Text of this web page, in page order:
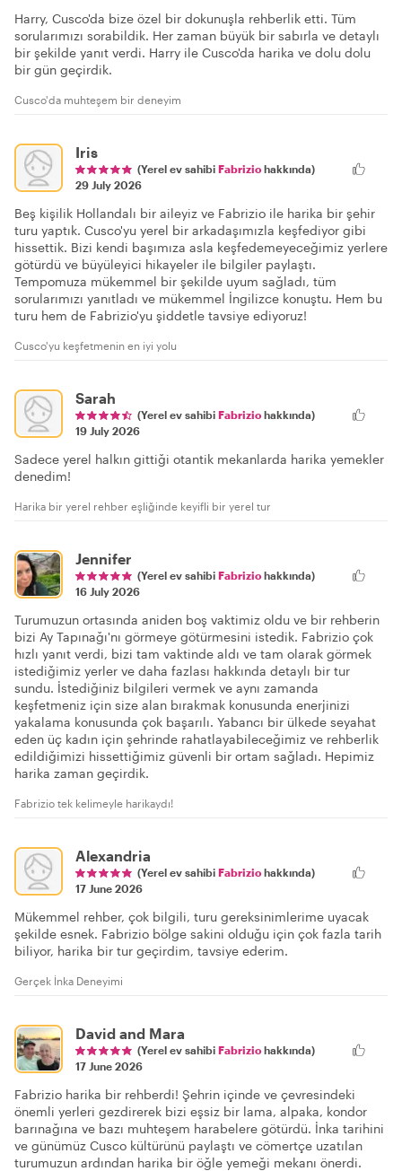
Harry, Cusco'da bize özel bir dokunuşla rehberlik etti. Tüm
sorularımızı sorabildik. Her zaman büyük bir sabırla ve detaylı
bir şekilde yanıt verdi. Harry ile Cusco'da harika ve dolu dolu
bir gün geçirdik.
Cusco'da muhteşem bir deneyim
Iris
(Yerel ev sahibi Fabrizio hakkında)
29 July 2026
Beş kişilik Hollandalı bir aileyiz ve Fabrizio ile harika bir şehir
turu yaptık. Cusco'yu yerel bir arkadaşımızla keşfediyor gibi
hissettik. Bizi kendi başımıza asla keşfedemeyeceğimiz yerlere
götürdü ve büyüleyici hikayeler ile bilgiler paylaştı.
Tempomuza mükemmel bir şekilde uyum sağladı, tüm
sorularımızı yanıtladı ve mükemmel İngilizce konuştu. Hem bu
turu hem de Fabrizio'yu şiddetle tavsiye ediyoruz!
Cusco'yu keşfetmenin en iyi yolu
Sarah
(Yerel ev sahibi Fabrizio hakkında)
19 July 2026
Sadece yerel halkın gittiği otantik mekanlarda harika yemekler
denedim!
Harika bir yerel rehber eşliğinde keyifli bir yerel tur
Jennifer
(Yerel ev sahibi Fabrizio hakkında)
16 July 2026
Turumuzun ortasında aniden boş vaktimiz oldu ve bir rehberin
bizi Ay Tapınağı'nı görmeye götürmesini istedik. Fabrizio çok
hızlı yanıt verdi, bizi tam vaktinde aldı ve tam olarak görmek
istediğimiz yerler ve daha fazlası hakkında detaylı bir tur
sundu. İstediğiniz bilgileri vermek ve aynı zamanda
keşfetmeniz için size alan bırakmak konusunda enerjinizi
yakalama konusunda çok başarılı. Yabancı bir ülkede seyahat
eden üç kadın için şehrinde rahatlayabileceğimiz ve rehberlik
edildiğimizi hissettiğimiz güvenli bir ortam sağladı. Hepimiz
harika zaman geçirdik.
Fabrizio tek kelimeyle harikaydı!
Alexandria
(Yerel ev sahibi Fabrizio hakkında)
17 June 2026
Mükemmel rehber, çok bilgili, turu gereksinimlerime uyacak
şekilde esnek. Fabrizio bölge sakini olduğu için çok fazla tarih
biliyor, harika bir tur geçirdim, tavsiye ederim.
Gerçek İnka Deneyimi
David and Mara
(Yerel ev sahibi Fabrizio hakkında)
17 June 2026
Fabrizio harika bir rehberdi! Şehrin içinde ve çevresindeki
önemli yerleri gezdirerek bizi eşsiz bir lama, alpaka, kondor
barınağına ve bazı muhteşem harabelere götürdü. İnka tarihini
ve günümüz Cusco kültürünü paylaştı ve cömertçe uzatılan
turumuzun ardından harika bir öğle yemeği mekanı önerdi.